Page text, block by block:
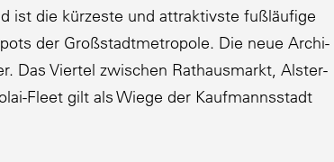
ist die kürzeste und attrak­tivste fußläufige
der Großstadt­me­tropole. Die neue Archi­
Das Viertel zwischen Rathaus­markt, Alster­
Fleet gilt als Wiege der Kaufmanns­stadt